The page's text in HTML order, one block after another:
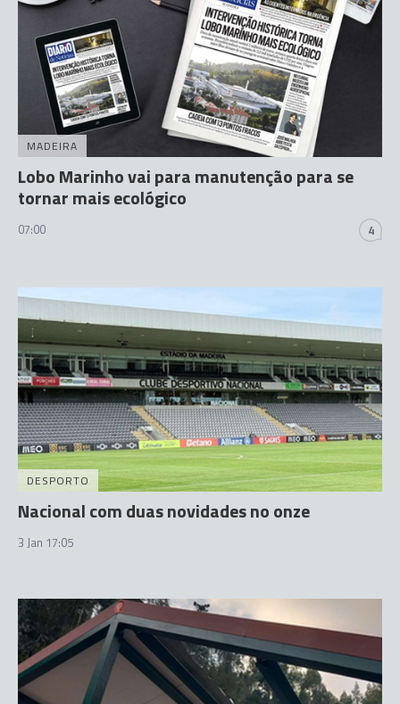
MADEIRA
Lobo Marinho vai para manutenção para se
tornar mais ecológico
07:00 4
DESPORTO
Nacional com duas novidades no onze
3 Jan 17:05